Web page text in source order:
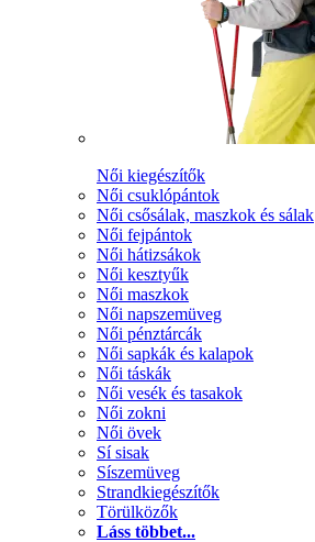
Női kiegészítők
Női csuklópántok
Női csősálak, maszkok és sálak
Női fejpántok
Női hátizsákok
Női kesztyűk
Női maszkok
Női napszemüveg
Női pénztárcák
Női sapkák és kalapok
Női táskák
Női vesék és tasakok
Női zokni
Női övek
Sí sisak
Síszemüveg
Strandkiegészítők
Törülközők
Láss többet...